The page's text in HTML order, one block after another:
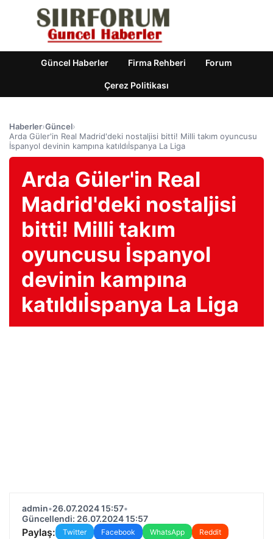
Güncel Haberler Firma Rehberi Forum
Çerez Politikası
Haberler›Güncel›
Arda Güler'in Real Madrid'deki nostaljisi bitti! Milli takım oyuncusu
İspanyol devinin kampına katıldıİspanya La Liga
Arda Güler'in Real
Madrid'deki nostaljisi
bitti! Milli takım
oyuncusu İspanyol
devinin kampına
katıldıİspanya La Liga
admin•26.07.2024 15:57•
Güncellendi: 26.07.2024 15:57
Paylaş: Twitter Facebook WhatsApp
Reddit